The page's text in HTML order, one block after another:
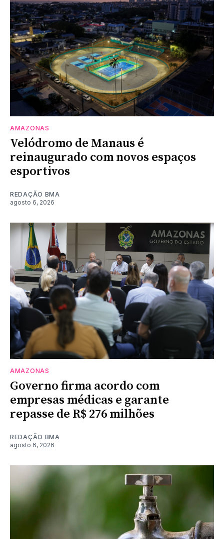
AMAZONAS
Velódromo de Manaus é
reinaugurado com novos espaços
esportivos
REDAÇÃO BMA
agosto 6, 2026
AMAZONAS
Governo firma acordo com
empresas médicas e garante
repasse de R$ 276 milhões
REDAÇÃO BMA
agosto 6, 2026